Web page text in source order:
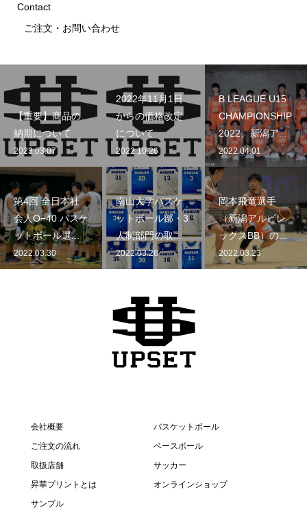
Contact
ご注文・お問い合わせ
【重要】商品の
納期について
2023.03.07
2022年11月1日
からの価格改定
について
2022.10.26
B.LEAGUE U15
CHAMPIONSHIP
2022、新潟ア...
2022.04.01
第4回 全日本社
会人O−40 バスケ
ットボール選...
2022.03.30
南山大学バスケ
ットボール部・3
人制部門の取...
2022.03.28
岡本飛竜選手
（新潟アルビレ
ックスBB）の...
2022.03.23
会社概要
ご注文の流れ
取扱店舗
昇華プリントとは
サンプル
バスケットボール
ベースボール
サッカー
オンラインショップ